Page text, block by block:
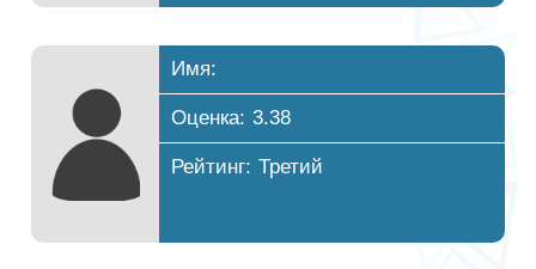
Имя:
Оценка: 3.38
Рейтинг: Третий